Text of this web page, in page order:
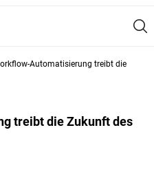
Automatisierung treibt die
treibt die Zukunft des